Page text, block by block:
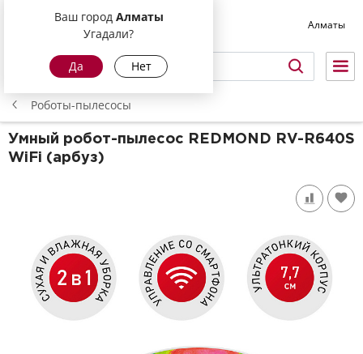
Ваш город Алматы
Угадали?
Да Нет
Алматы
Роботы-пылесосы
Умный робот-пылесос REDMOND RV-R640S
WiFi (арбуз)